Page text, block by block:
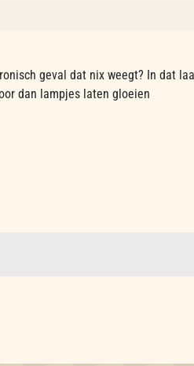
geval dat nix weegt? In dat
dan lampjes laten gloeien